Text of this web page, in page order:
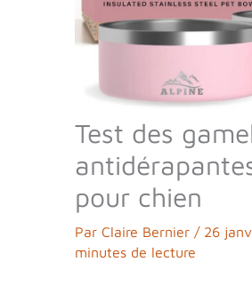
Test des
pour chien
Par Claire Bernier / 26
minutes de lecture